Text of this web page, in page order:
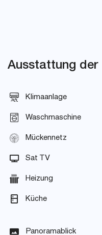
Ausstattung der
Klimaanlage
Waschmaschine
Mückennetz
Sat TV
Heizung
Küche
Panoramablick